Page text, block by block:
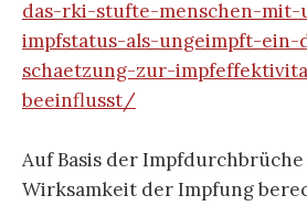
das-rki-stufte-menschen-mit-
impfstatus-als-ungeimpft-ein-
schaetzung-zur-
beeinflusst/
Auf Basis der
Wirksamkeit der Impfung